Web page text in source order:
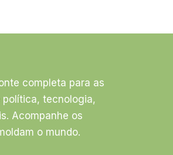
completa para as
tecnologia,
Acompanhe os
o mundo.